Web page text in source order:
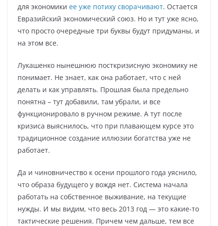
для экономики ее уже потиху сворачивают. Остается
Евразийский экономический союз. Но и тут уже ясно,
что просто очередные три буквы будут придуманы, и
на этом все.
Лукашенко нынешнюю посткризисную экономику не
понимает. Не знает, как она работает, что с ней
делать и как управлять. Прошлая была предельно
понятна – тут добавили, там убрали, и все
функционировало в ручном режиме. А тут после
кризиса выяснилось, что при плавающем курсе это
традиционное создание иллюзии богатства уже не
работает.
Да и чиновничество к осени прошлого года уяснило,
что образа будущего у вождя нет. Система начала
работать на собственное выживание, на текущие
нужды. И мы видим, что весь 2013 год — это какие-то
тактические решения. Причем чем дальше, тем все